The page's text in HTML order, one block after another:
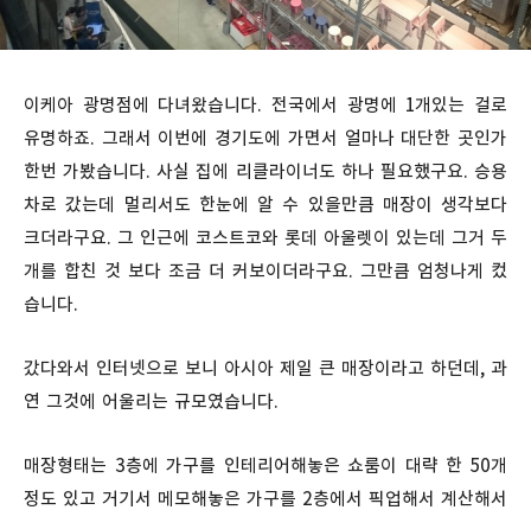
이케아 광명점에 다녀왔습니다. 전국에서 광명에 1개있는 걸로
유명하죠. 그래서 이번에 경기도에 가면서 얼마나 대단한 곳인가
한번 가봤습니다. 사실 집에 리클라이너도 하나 필요했구요. 승용
차로 갔는데 멀리서도 한눈에 알 수 있을만큼 매장이 생각보다
크더라구요. 그 인근에 코스트코와 롯데 아울렛이 있는데 그거 두
개를 합친 것 보다 조금 더 커보이더라구요. 그만큼 엄청나게 컸
습니다.
갔다와서 인터넷으로 보니 아시아 제일 큰 매장이라고 하던데, 과
연 그것에 어울리는 규모였습니다.
매장형태는 3층에 가구를 인테리어해놓은 쇼룸이 대략 한 50개
정도 있고 거기서 메모해놓은 가구를 2층에서 픽업해서 계산해서